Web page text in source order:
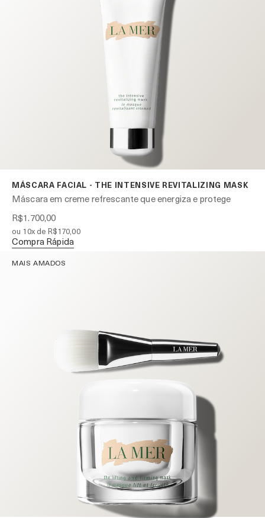
MÁSCARA FACIAL - THE INTENSIVE REVITALIZING MASK
Máscara em creme refrescante que energiza e protege
R$1.700,00
ou 10x de R$170,00
Compra Rápida
MAIS AMADOS